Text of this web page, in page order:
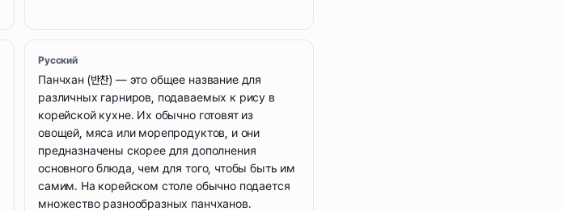
Русский
Панчхан (반찬) — это общее название для
различных гарниров, подаваемых к рису в
корейской кухне. Их обычно готовят из
овощей, мяса или морепродуктов, и они
предназначены скорее для дополнения
основного блюда, чем для того, чтобы быть им
самим. На корейском столе обычно подается
множество разнообразных панчханов.